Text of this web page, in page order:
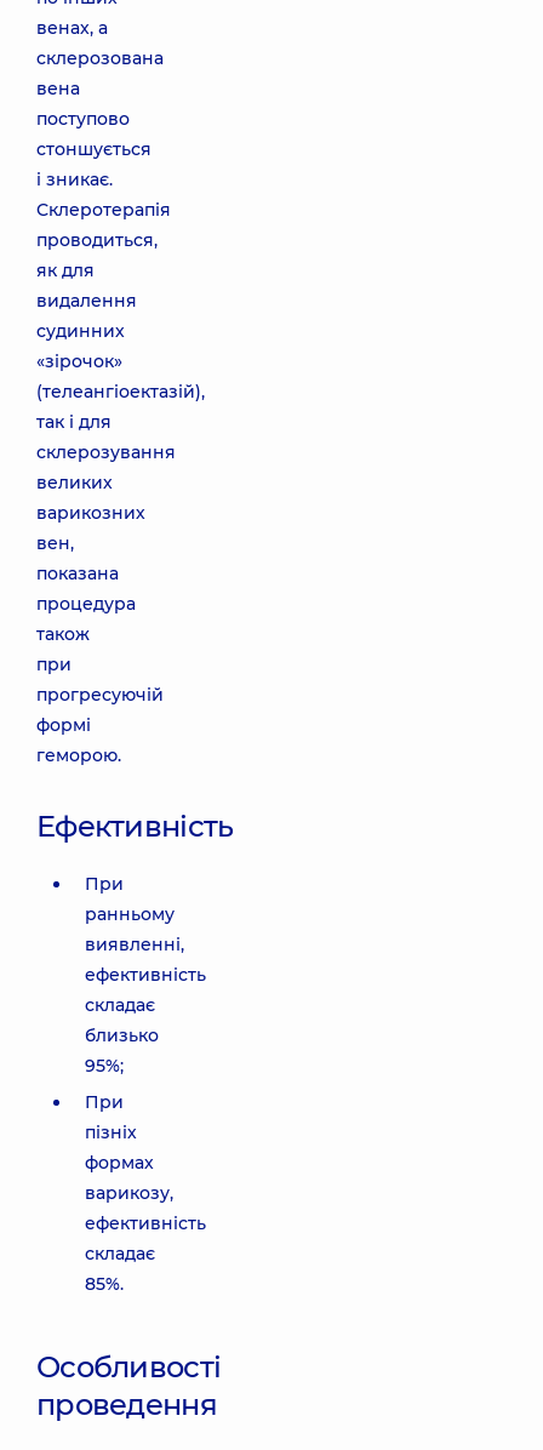
венах, а
склерозована
вена
поступово
стоншується
і зникає.
Склеротерапія
проводиться,
як для
видалення
судинних
«зірочок»
(телеангіоектазій),
так і для
склерозування
великих
варикозних
вен,
показана
процедура
також
при
прогресуючій
формі
геморою.
Ефективність
При
ранньому
виявленні,
ефективність
складає
близько
95%;
При
пізніх
формах
варикозу,
ефективність
складає
85%.
Особливості
проведення